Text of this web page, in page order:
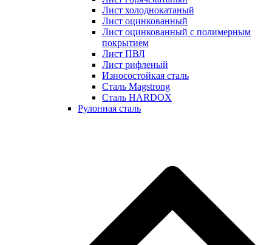
Лист холоднокатаный
Лист оцинкованный
Лист оцинкованный с полимерным
покрытием
Лист ПВЛ
Лист рифленый
Износостойкая сталь
Сталь Magstrong
Сталь HARDOX
Рулонная сталь